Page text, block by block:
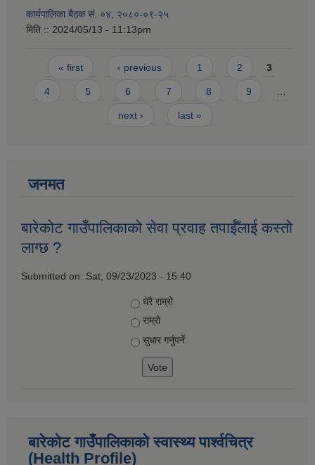
कार्यपालिका बैठक सं. ०४, २०८०-०९-२५
मिति :: 2024/05/13 - 11:13pm
Pages
« first ‹ previous 1 2 3
4 5 6 7 8 9 …
next › last »
जनमत
बारेकोट गाउँपालिकाको सेवा प्रवाह तपाईँलाई कस्तो
लाग्छ ?
Submitted on: Sat, 09/23/2023 - 15:40
Choices
धेरै राम्रो
राम्रो
सुधार गर्नुपर्ने
बारेकोट गाउँपालिकाकाे स्वास्थ्य पार्श्‍वचित्र
(Health Profile)